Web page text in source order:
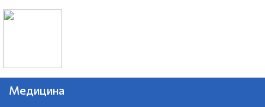
Медицина